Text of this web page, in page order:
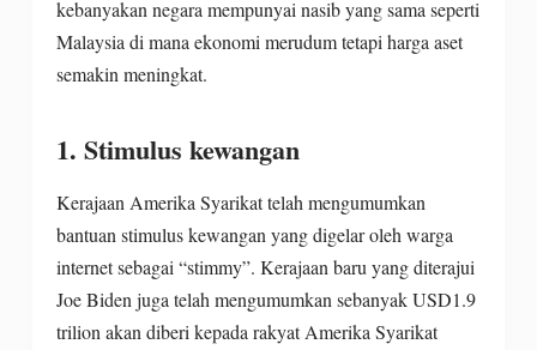
kebanyakan negara mempunyai nasib yang sama seperti
Malaysia di mana ekonomi merudum tetapi harga aset
semakin meningkat.
1. Stimulus kewangan
Kerajaan Amerika Syarikat telah mengumumkan
bantuan stimulus kewangan yang digelar oleh warga
internet sebagai “stimmy”. Kerajaan baru yang diterajui
Joe Biden juga telah mengumumkan sebanyak USD1.9
trilion akan diberi kepada rakyat Amerika Syarikat